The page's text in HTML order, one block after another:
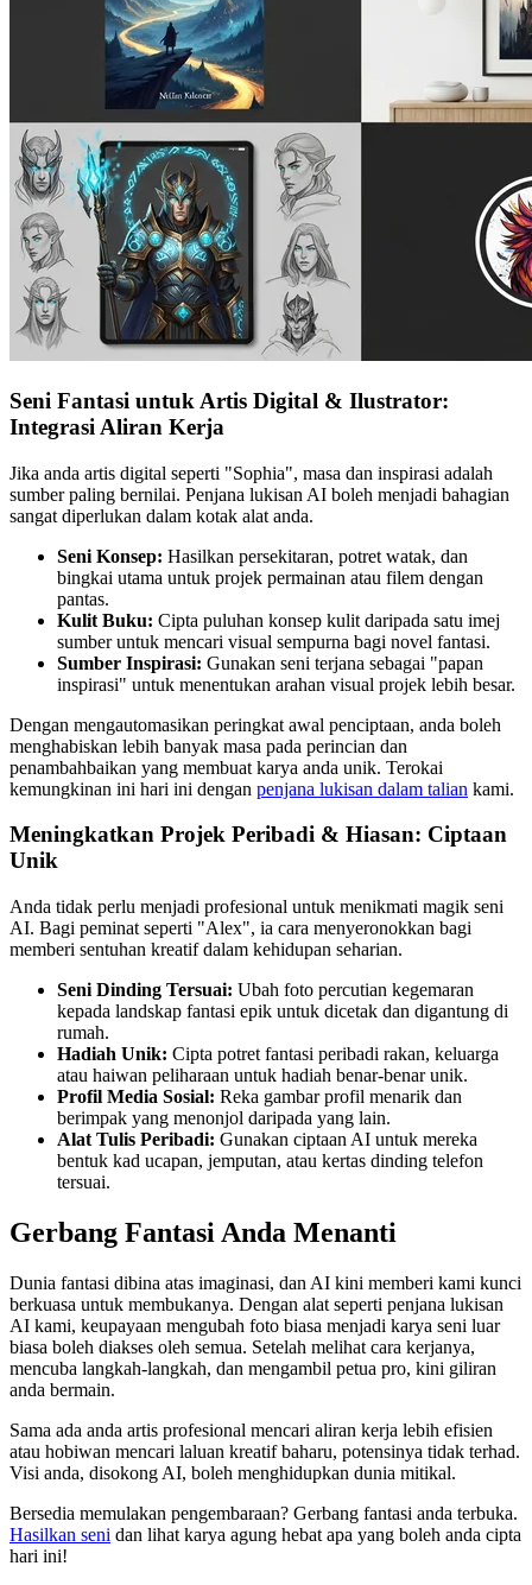
Seni Fantasi untuk Artis Digital & Ilustrator:
Integrasi Aliran Kerja
Jika anda artis digital seperti "Sophia", masa dan inspirasi adalah
sumber paling bernilai. Penjana lukisan AI boleh menjadi bahagian
sangat diperlukan dalam kotak alat anda.
Seni Konsep: Hasilkan persekitaran, potret watak, dan
bingkai utama untuk projek permainan atau filem dengan
pantas.
Kulit Buku: Cipta puluhan konsep kulit daripada satu imej
sumber untuk mencari visual sempurna bagi novel fantasi.
Sumber Inspirasi: Gunakan seni terjana sebagai "papan
inspirasi" untuk menentukan arahan visual projek lebih besar.
Dengan mengautomasikan peringkat awal penciptaan, anda boleh
menghabiskan lebih banyak masa pada perincian dan
penambahbaikan yang membuat karya anda unik. Terokai
kemungkinan ini hari ini dengan penjana lukisan dalam talian kami.
Meningkatkan Projek Peribadi & Hiasan: Ciptaan
Unik
Anda tidak perlu menjadi profesional untuk menikmati magik seni
AI. Bagi peminat seperti "Alex", ia cara menyeronokkan bagi
memberi sentuhan kreatif dalam kehidupan seharian.
Seni Dinding Tersuai: Ubah foto percutian kegemaran
kepada landskap fantasi epik untuk dicetak dan digantung di
rumah.
Hadiah Unik: Cipta potret fantasi peribadi rakan, keluarga
atau haiwan peliharaan untuk hadiah benar-benar unik.
Profil Media Sosial: Reka gambar profil menarik dan
berimpak yang menonjol daripada yang lain.
Alat Tulis Peribadi: Gunakan ciptaan AI untuk mereka
bentuk kad ucapan, jemputan, atau kertas dinding telefon
tersuai.
Gerbang Fantasi Anda Menanti
Dunia fantasi dibina atas imaginasi, dan AI kini memberi kami kunci
berkuasa untuk membukanya. Dengan alat seperti penjana lukisan
AI kami, keupayaan mengubah foto biasa menjadi karya seni luar
biasa boleh diakses oleh semua. Setelah melihat cara kerjanya,
mencuba langkah-langkah, dan mengambil petua pro, kini giliran
anda bermain.
Sama ada anda artis profesional mencari aliran kerja lebih efisien
atau hobiwan mencari laluan kreatif baharu, potensinya tidak terhad.
Visi anda, disokong AI, boleh menghidupkan dunia mitikal.
Bersedia memulakan pengembaraan? Gerbang fantasi anda terbuka.
Hasilkan seni dan lihat karya agung hebat apa yang boleh anda cipta
hari ini!